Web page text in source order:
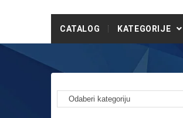
CATALOG KATEGORIJE